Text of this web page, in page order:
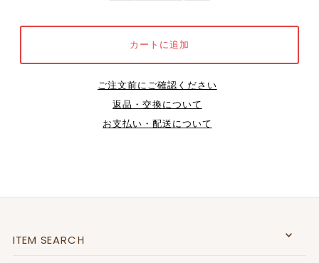
ご注文前にご確認ください
返品・交換について
お支払い・配送について
ITEM SEARCＨ